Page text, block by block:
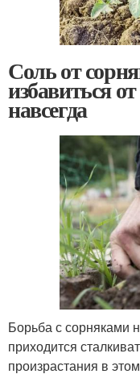
Соль от
избавиться
навсегда
Борьба с сорняками
приходится
произрастания в